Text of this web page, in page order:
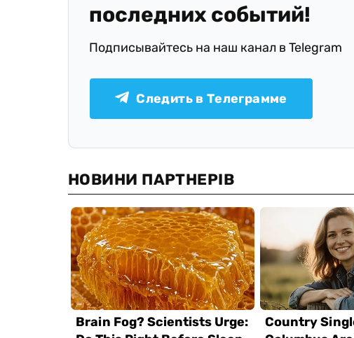
последних событий!
Подписывайтесь на наш канал в Telegram
Следить в Телеграмме